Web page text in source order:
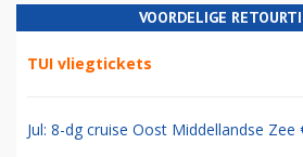
VOORDELIGE
TUI vliegtickets
Jul: 8-dg cruise Oost Middellandse Zee